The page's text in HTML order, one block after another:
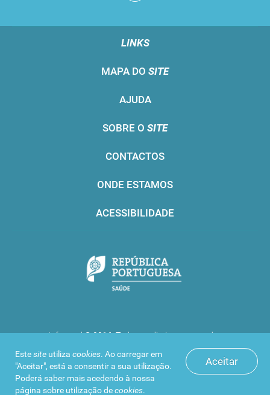
Aceitar
Estesite utiliza cookies. Ao carregar em
"Aceitar", está a consentir a sua utilização.
Poderá saber mais acedendo à nossa
página sobre utilização decookies.
LINKS
MAPA DO SITE
AJUDA
SOBRE O SITE
CONTACTOS
ONDE ESTAMOS
ACESSIBILIDADE
Infarmed © 2016. Todos os direitos reservados